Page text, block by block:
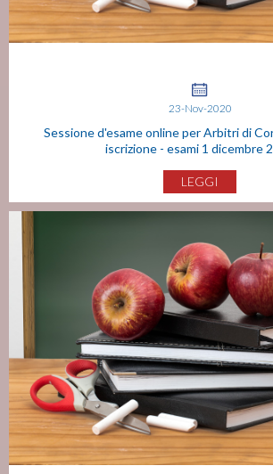
23-Nov-2020
Sessione d'esame online per Arbitri di
iscrizione - esami 1 dicembre
LEGGI